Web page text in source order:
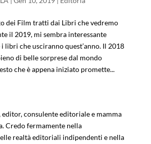
dei Film tratti dai Libri che vedremo
il 2019, mi sembra interessante
libri che usciranno quest’anno. Il 2018
di belle sorprese dal mondo
che è appena iniziato promette...
consulente editoriale e mamma
Credo fermamente nella
realtà editoriali indipendenti e nella